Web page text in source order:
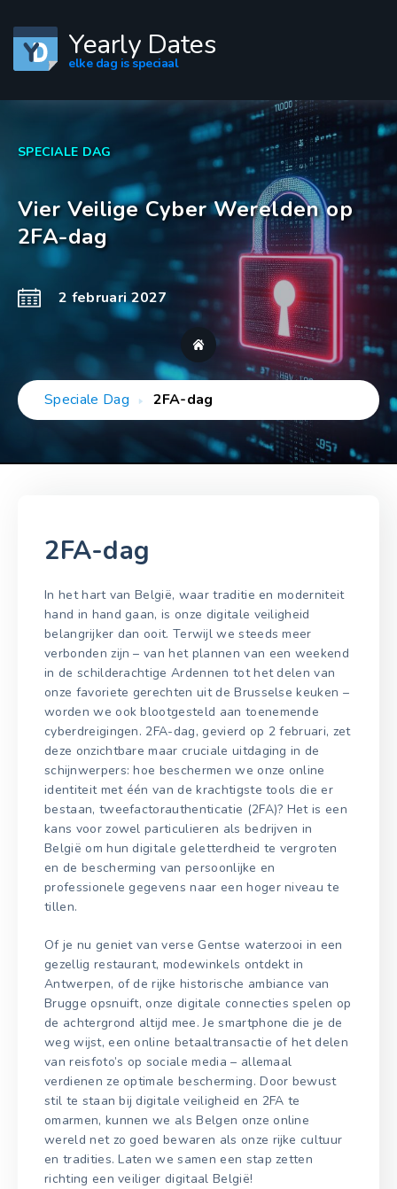
Yearly Dates
elke dag is speciaal
SPECIALE DAG
Vier Veilige Cyber Werelden op
2FA-dag
2 februari 2027
Speciale Dag 2FA-dag
2FA-dag
In het hart van België, waar traditie en moderniteit
hand in hand gaan, is onze digitale veiligheid
belangrijker dan ooit. Terwijl we steeds meer
verbonden zijn – van het plannen van een weekend
in de schilderachtige Ardennen tot het delen van
onze favoriete gerechten uit de Brusselse keuken –
worden we ook blootgesteld aan toenemende
cyberdreigingen. 2FA-dag, gevierd op 2 februari, zet
deze onzichtbare maar cruciale uitdaging in de
schijnwerpers: hoe beschermen we onze online
identiteit met één van de krachtigste tools die er
bestaan, tweefactorauthenticatie (2FA)? Het is een
kans voor zowel particulieren als bedrijven in
België om hun digitale geletterdheid te vergroten
en de bescherming van persoonlijke en
professionele gegevens naar een hoger niveau te
tillen.
Of je nu geniet van verse Gentse waterzooi in een
gezellig restaurant, modewinkels ontdekt in
Antwerpen, of de rijke historische ambiance van
Brugge opsnuift, onze digitale connecties spelen op
de achtergrond altijd mee. Je smartphone die je de
weg wijst, een online betaaltransactie of het delen
van reisfoto’s op sociale media – allemaal
verdienen ze optimale bescherming. Door bewust
stil te staan bij digitale veiligheid en 2FA te
omarmen, kunnen we als Belgen onze online
wereld net zo goed bewaren als onze rijke cultuur
en tradities. Laten we samen een stap zetten
richting een veiliger digitaal België!